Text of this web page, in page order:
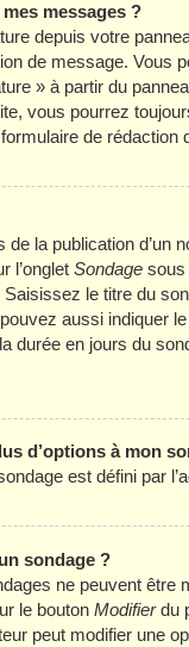
messages ?
depuis votre
de message. Vous
» à partir du
vous pourrez
de rédaction
la publication
l’onglet Sondage sous
le titre du
aussi indiquer
durée en jours du
d’options à mon
est défini par
sondage ?
ne peuvent être
le bouton Modifierdu
peut modifier une